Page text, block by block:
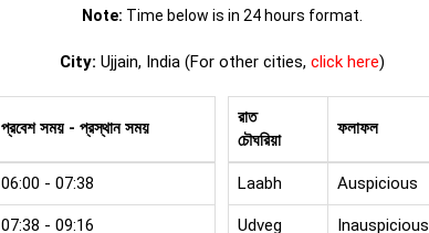
Note: Time below is in 24 hours format.
City: Ujjain, India (For other cities, click here)
প্রবেশ সময় - প্রস্থান সময়
06:00 - 07:38
07:38 - 09:16
রাত
চৌঘরিয়া
ফলাফল
Laabh Auspicious
Udveg Inauspicious